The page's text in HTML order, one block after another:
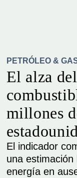
PETRÓLEO &
El alza
millones
El indicador
una
energía en